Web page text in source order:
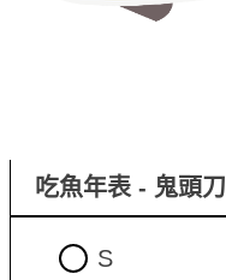
吃魚年表 - 鬼頭刀
S